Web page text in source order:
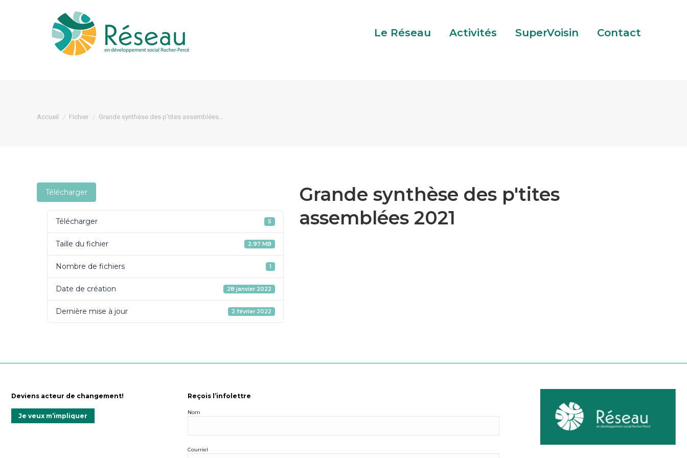
Le Réseau Activités SuperVoisin Contact
Accueil Fichier Grande synthèse des p’tites assemblées…
Télécharger
Télécharger 5
Taille du fichier 2.97 MB
Nombre de fichiers 1
Date de création 28 janvier 2022
Dernière mise à jour 2 février 2022
Grande synthèse des p'tites
assemblées 2021
Deviens acteur de changement!
Je veux m’impliquer
Reçois l’infolettre
Nom
Courriel